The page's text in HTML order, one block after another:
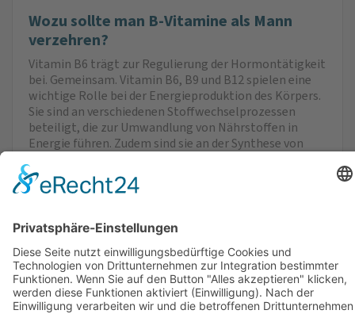
Wozu sollte man B-Vitamine als Mann
verzehren?
Vitamin B6 trägt zur Regulierung der Hormontätigkeit
bei. Gemeinsam. Vitamin B6, B9 und B12 spielen eine
wichtige Rolle bei der Energiepro­duktion des Körpers.
Sie sind an verschiedenen Stoffwechselprozessen
beteiligt, die zur Umwandlung von Nährstoffen in
Energie führen. Zudem sind sie an der Synthese von
normalen Funktion des Nervensystems bei. Alle B-
Vitamine sind in ihrer bioaktiven Form enthalten.
Verzehrempfehlung